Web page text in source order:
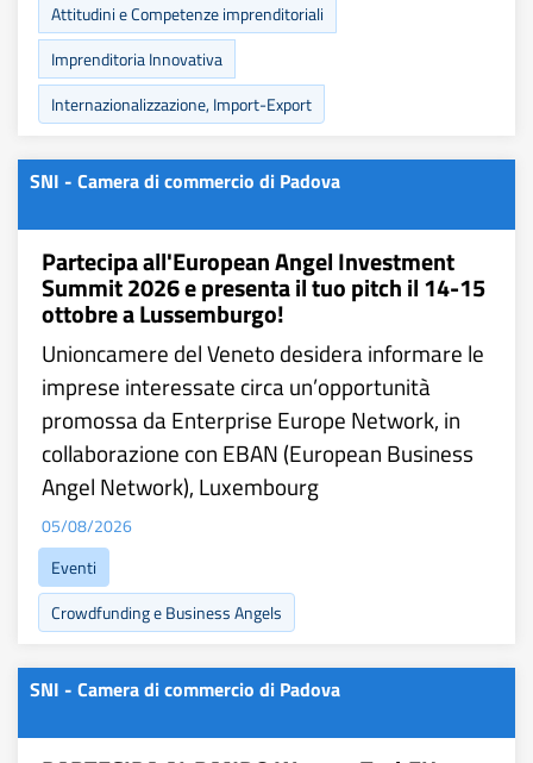
Attitudini e Competenze imprenditoriali
Imprenditoria Innovativa
Internazionalizzazione, Import-Export
SNI - Camera di commercio di Padova
Partecipa all'European Angel Investment
Summit 2026 e presenta il tuo pitch il 14-15
ottobre a Lussemburgo!
Unioncamere del Veneto desidera informare le
imprese interessate circa un’opportunità
promossa da Enterprise Europe Network, in
collaborazione con EBAN (European Business
Angel Network), Luxembourg
05/08/2026
Eventi
Crowdfunding e Business Angels
SNI - Camera di commercio di Padova